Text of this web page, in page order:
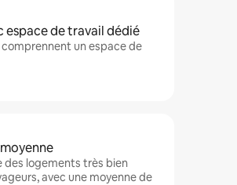
espace de travail dédié
un espace de
des logements très bien
avec une moyenne de